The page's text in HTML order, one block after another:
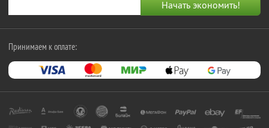
Принимаем к оплате: